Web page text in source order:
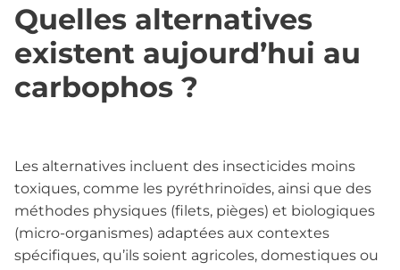
Quelles alternatives
existent aujourd’hui au
carbophos ?
Les alternatives incluent des insecticides moins
toxiques, comme les pyréthrinoïdes, ainsi que des
méthodes physiques (filets, pièges) et biologiques
(micro-organismes) adaptées aux contextes
spécifiques, qu’ils soient agricoles, domestiques ou